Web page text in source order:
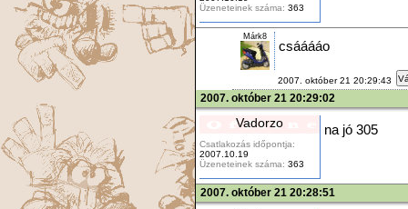
Üzeneteinek száma: 363
Márk8
csááááo
2007. október 21 20:29:43
2007. október 21 20:29:02
Vadorzo
Csatlakozás időpontja:
2007.10.19
Üzeneteinek száma: 363
na jó 305
2007. október 21 20:28:51